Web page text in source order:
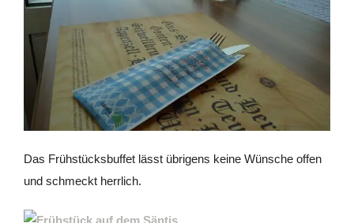
Das Frühstücksbuffet lässt übrigens keine Wünsche offen
und schmeckt herrlich.